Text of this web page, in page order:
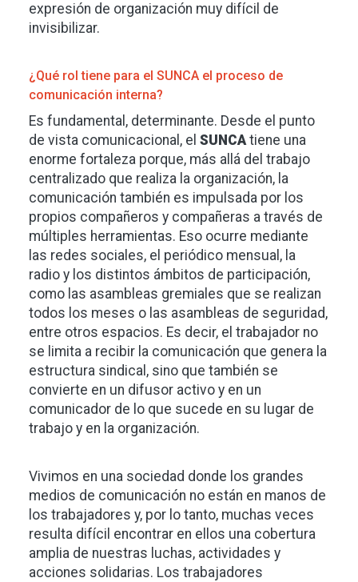
expresión de organización muy difícil de
invisibilizar.
¿Qué rol tiene para el SUNCA el proceso de
comunicación interna?
Es fundamental, determinante. Desde el punto
de vista comunicacional, el SUNCAtiene una
enorme fortaleza porque, más allá del trabajo
centralizado que realiza la organización, la
comunicación también es impulsada por los
propios compañeros y compañeras a través de
múltiples herramientas. Eso ocurre mediante
las redes sociales, el periódico mensual, la
radio y los distintos ámbitos de participación,
como las asambleas gremiales que se realizan
todos los meses o las asambleas de seguridad,
entre otros espacios. Es decir, el trabajador no
se limita a recibir la comunicación que genera la
estructura sindical, sino que también se
convierte en un difusor activo y en un
comunicador de lo que sucede en su lugar de
trabajo y en la organización.
Vivimos en una sociedad donde los grandes
medios de comunicación no están en manos de
los trabajadores y, por lo tanto, muchas veces
resulta difícil encontrar en ellos una cobertura
amplia de nuestras luchas, actividades y
acciones solidarias. Los trabajadores